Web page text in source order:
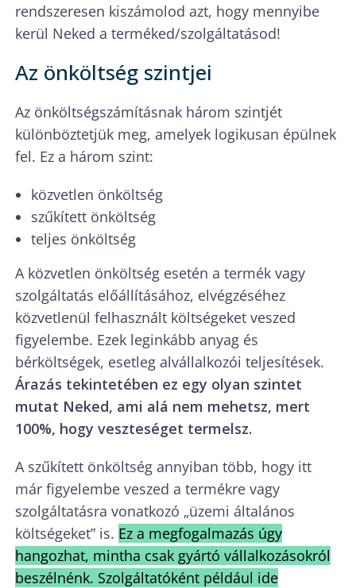
rendszeresen kiszámolod azt, hogy mennyibe
kerül Neked a terméked/szolgáltatásod!
Az önköltség szintjei
Az önköltségszámításnak három szintjét
különböztetjük meg, amelyek logikusan épülnek
fel. Ez a három szint:
közvetlen önköltség
szűkített önköltség
teljes önköltség
A közvetlen önköltség esetén a termék vagy
szolgáltatás előállításához, elvégzéséhez
közvetlenül felhasznált költségeket veszed
figyelembe. Ezek leginkább anyag és
bérköltségek, esetleg alvállalkozói teljesítések.
Árazás tekintetében ez egy olyan szintet
mutat Neked, ami alá nem mehetsz, mert
100%, hogy veszteséget termelsz.
A szűkített önköltség annyiban több, hogy itt
már figyelembe veszed a termékre vagy
szolgáltatásra vonatkozó „üzemi általános
költségeket” is. Ez a megfogalmazás úgy
hangozhat, mintha csak gyártó vállalkozásokról
beszélnénk. Szolgáltatóként például ide